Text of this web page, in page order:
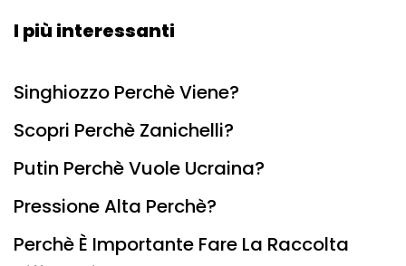
I più interessanti
Singhiozzo Perchè Viene?
Scopri Perchè Zanichelli?
Putin Perchè Vuole Ucraina?
Pressione Alta Perchè?
Perchè È Importante Fare La Raccolta